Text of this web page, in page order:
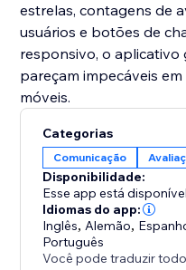
estrelas, contagens de
usuários e botões de
responsivo, o aplicativo
pareçam impecáveis
móveis.
Categorias
Comunicação
Disponibilidade:
Esse app está
Idiomas do app:
Inglês, Alemão,
Português
Você pode traduzir